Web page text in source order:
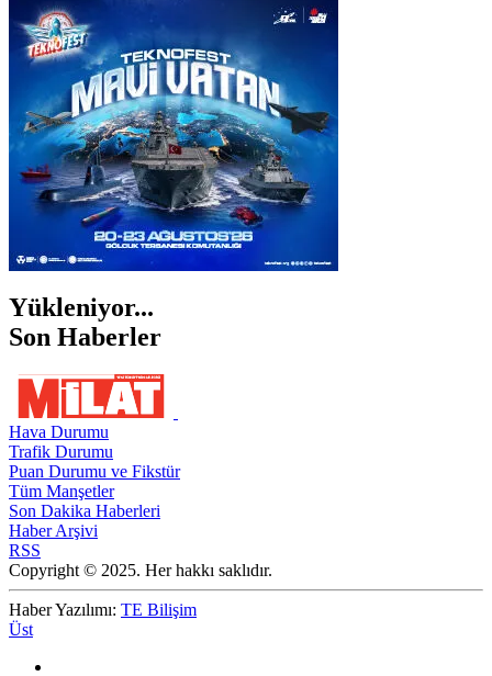
İSTANBUL
İZMİR
ŞANLIURFA
ŞIRNAK
Yükleniyor...
Son Haberler
Hava Durumu
Trafik Durumu
Puan Durumu ve Fikstür
Tüm Manşetler
Son Dakika Haberleri
Haber Arşivi
RSS
Copyright © 2025. Her hakkı saklıdır.
Haber Yazılımı: TE Bilişim
Üst